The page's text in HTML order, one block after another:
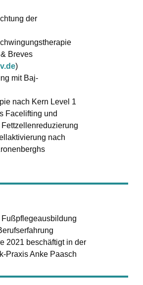
der
Breves
)
mit Baj-
nach Kern Level 1
Facelifting und
nach
2021 beschäftigt in der
Praxis Anke Paasch